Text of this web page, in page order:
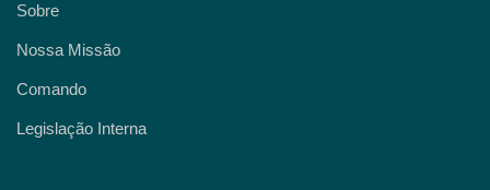
Sobre
Nossa Missão
Comando
Legislação Interna